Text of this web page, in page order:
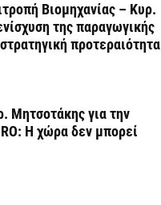
Βιομηχανίας – Κυρ.
της παραγωγικής
προτεραιότητα
Μητσοτάκης για την
Η χώρα δεν μπορεί